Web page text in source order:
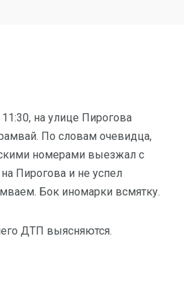
на улице Пирогова
По словам очевидца,
номерами выезжал с
Пирогова и не успел
Бок иномарки всмятку.
ДТП выясняются.